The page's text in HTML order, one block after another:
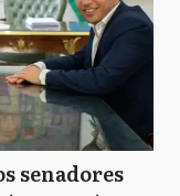
senadores